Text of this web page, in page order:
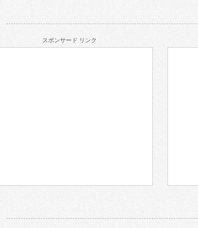
スポンサード リンク